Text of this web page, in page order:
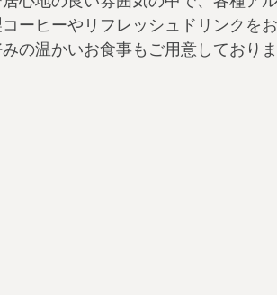
ーヒーやリフレッシュドリンクを
の温かいお食事もご用意しておりま